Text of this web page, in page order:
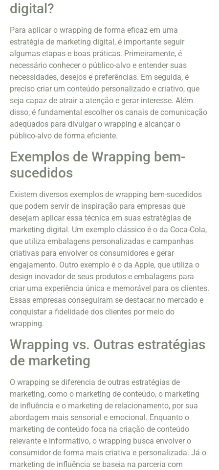
digital?
Para aplicar o wrapping de forma eficaz em uma
estratégia de marketing digital, é importante seguir
algumas etapas e boas práticas. Primeiramente, é
necessário conhecer o público-alvo e entender suas
necessidades, desejos e preferências. Em seguida, é
preciso criar um conteúdo personalizado e criativo, que
seja capaz de atrair a atenção e gerar interesse. Além
disso, é fundamental escolher os canais de comunicação
adequados para divulgar o wrapping e alcançar o
público-alvo de forma eficiente.
Exemplos de Wrapping bem-
sucedidos
Existem diversos exemplos de wrapping bem-sucedidos
que podem servir de inspiração para empresas que
desejam aplicar essa técnica em suas estratégias de
marketing digital. Um exemplo clássico é o da Coca-Cola,
que utiliza embalagens personalizadas e campanhas
criativas para envolver os consumidores e gerar
engajamento. Outro exemplo é o da Apple, que utiliza o
design inovador de seus produtos e embalagens para
criar uma experiência única e memorável para os clientes.
Essas empresas conseguiram se destacar no mercado e
conquistar a fidelidade dos clientes por meio do
wrapping.
Wrapping vs. Outras estratégias
de marketing
O wrapping se diferencia de outras estratégias de
marketing, como o marketing de conteúdo, o marketing
de influência e o marketing de relacionamento, por sua
abordagem mais sensorial e emocional. Enquanto o
marketing de conteúdo foca na criação de conteúdo
relevante e informativo, o wrapping busca envolver o
consumidor de forma mais criativa e personalizada. Já o
marketing de influência se baseia na parceria com